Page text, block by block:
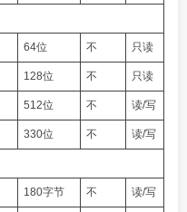
64位 不 只读
128位 不 只读
512位 不 读/写
330位 不 读/写
180字节 不 读/写